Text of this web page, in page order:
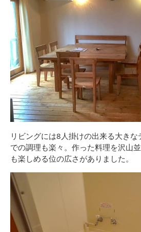
リビングには8人掛けの出来る大き
での調理も楽々。作った料理を沢山
も楽しめる位の広さがありました。